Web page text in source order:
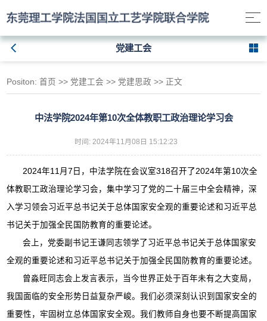
党建工会
Positon:首页 >> 党建工会 >> 党建思政 >> 正文
中法学院2024年第10次全体教职工政治理论学习会
时间: 2024年11月08日 15:12:23
2024年11月7日，中法学院在会议室318召开了2024年第10次全
体教职工政治理论学习会，集中学习了党的二十届三中全会精神，深
入学习领会习近平总书记关于总体国家安全观的重要论述和习近平总
书记关于加强全民国防教育的重要论述。
会上，党委副书记王谦同志领学了习近平总书记关于总体国家安
全观的重要论述和习近平总书记关于加强全民国防教育的重要论述。
曾淼旺同志会上发言表示，当今世界正处于百年未有之大变局，
我国面临的安全形势日益复杂严峻。我们必须深刻认识到国家安全的
重要性，牢固树立总体国家安全观。我们教师自身也要不断提高国家